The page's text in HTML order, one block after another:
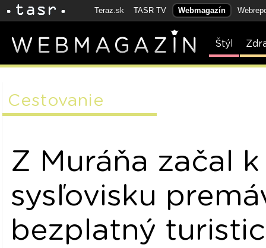
Teraz.sk TASR TV Webmagazín
Štýl
Cestovanie
Z Muráňa začal k
sysľovisku
bezplatný